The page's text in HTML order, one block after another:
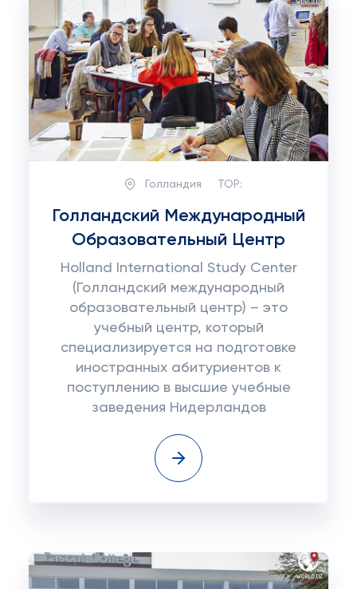
Голландия TOP:
Голландский Международный
Образовательный Центр
Holland International Study Center
(Голландский международный
образовательный центр) – это
учебный центр, который
специализируется на подготовке
иностранных абитуриентов к
поступлению в высшие учебные
заведения Нидерландов